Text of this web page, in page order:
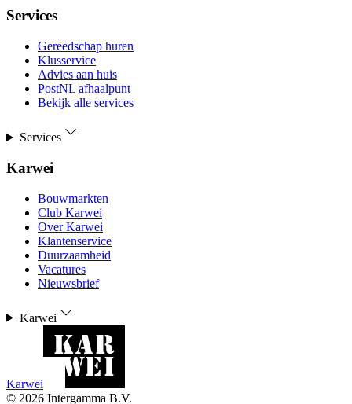
Services
Gereedschap huren
Klusservice
Advies aan huis
PostNL afhaalpunt
Bekijk alle services
Services
Karwei
Bouwmarkten
Club Karwei
Over Karwei
Klantenservice
Duurzaamheid
Vacatures
Nieuwsbrief
Karwei
Karwei
© 2026 Intergamma B.V.